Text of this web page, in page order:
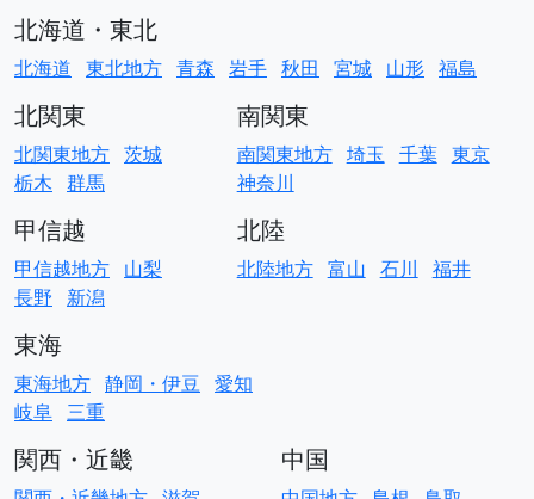
北海道・東北
北海道 東北地方 青森 岩手 秋田 宮城 山形 福島
北関東
北関東地方 茨城
栃木 群馬
南関東
南関東地方 埼玉 千葉 東京
神奈川
甲信越
甲信越地方 山梨
長野
新潟
北陸
北陸地方 富山 石川 福井
東海
東海地方 静岡・伊豆 愛知
岐阜 三重
関西・近畿 中国